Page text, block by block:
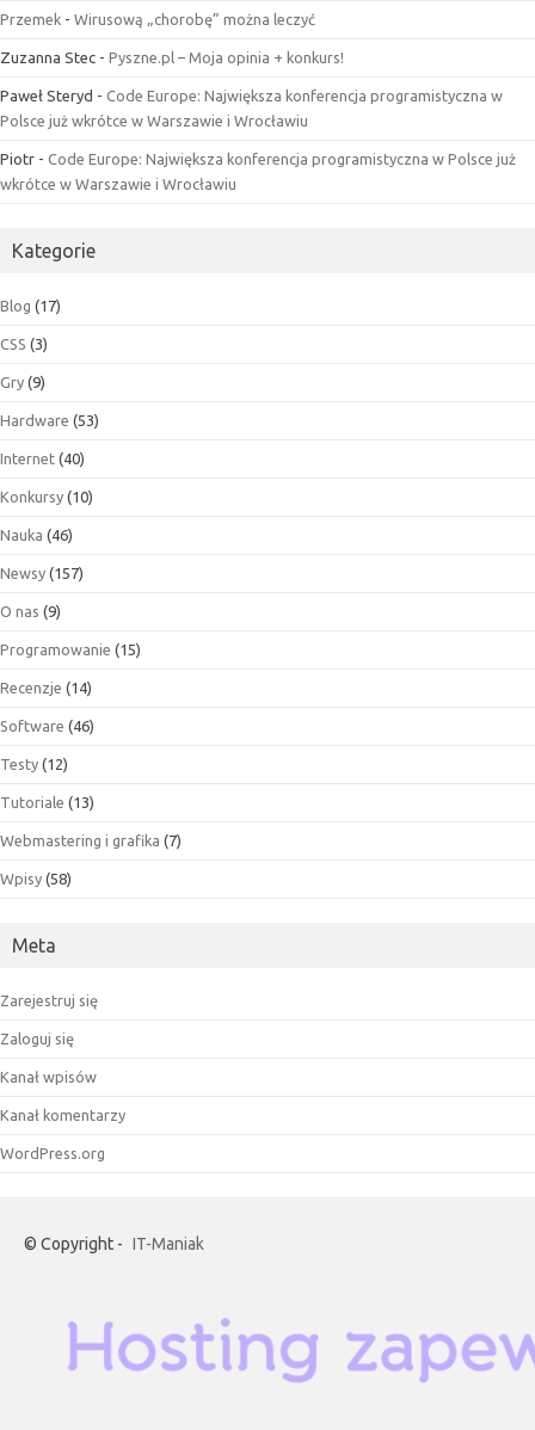
Przemek - Wirusową „chorobę” można leczyć
Zuzanna Stec - Pyszne.pl – Moja opinia + konkurs!
Paweł Steryd - Code Europe: Największa konferencja programistyczna w
Polsce już wkrótce w Warszawie i Wrocławiu
Piotr - Code Europe: Największa konferencja programistyczna w Polsce już
wkrótce w Warszawie i Wrocławiu
Kategorie
Blog (17)
CSS (3)
Gry (9)
Hardware (53)
Internet (40)
Konkursy (10)
Nauka (46)
Newsy (157)
O nas (9)
Programowanie (15)
Recenzje (14)
Software (46)
Testy (12)
Tutoriale (13)
Webmastering i grafika (7)
Wpisy (58)
Meta
Zarejestruj się
Zaloguj się
Kanał wpisów
Kanał komentarzy
WordPress.org
© Copyright - IT-Maniak